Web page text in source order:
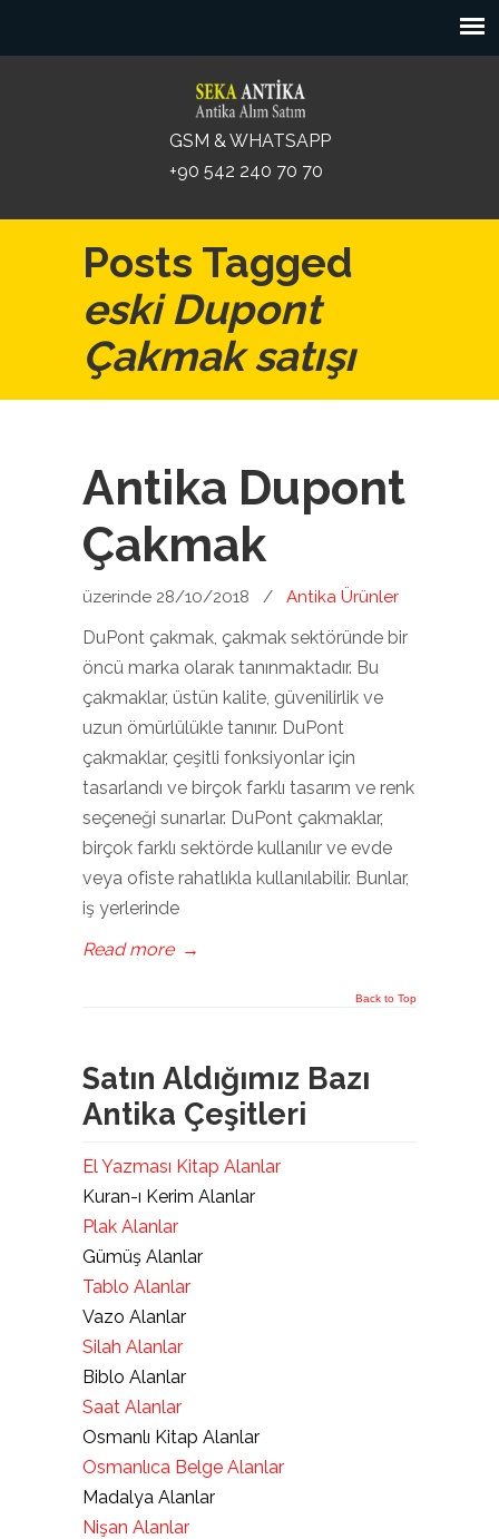
GSM & WHATSAPP
+90 542 240 70 70
Posts Tagged
eski Dupont
Çakmak satışı
Antika Dupont
Çakmak
üzerinde 28/10/2018 / Antika Ürünler
DuPont çakmak, çakmak sektöründe bir
öncü marka olarak tanınmaktadır. Bu
çakmaklar, üstün kalite, güvenilirlik ve
uzun ömürlülükle tanınır. DuPont
çakmaklar, çeşitli fonksiyonlar için
tasarlandı ve birçok farklı tasarım ve renk
seçeneği sunarlar. DuPont çakmaklar,
birçok farklı sektörde kullanılır ve evde
veya ofiste rahatlıkla kullanılabilir. Bunlar,
iş yerlerinde
Read more →
Back to Top
Satın Aldığımız Bazı
Antika Çeşitleri
El Yazması Kitap Alanlar
Kuran-ı Kerim Alanlar
Plak Alanlar
Gümüş Alanlar
Tablo Alanlar
Vazo Alanlar
Silah Alanlar
Biblo Alanlar
Saat Alanlar
Osmanlı Kitap Alanlar
Osmanlıca Belge Alanlar
Madalya Alanlar
Nişan Alanlar